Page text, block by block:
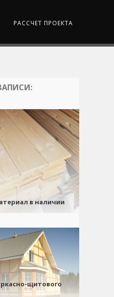
РАССЧЕТ ПРОЕКТА
в наличии
щитового